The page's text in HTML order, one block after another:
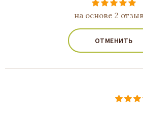
на основе 2
ОТМЕНИТЬ